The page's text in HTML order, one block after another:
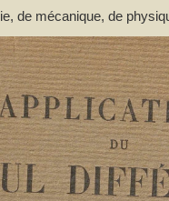
de mécanique, de